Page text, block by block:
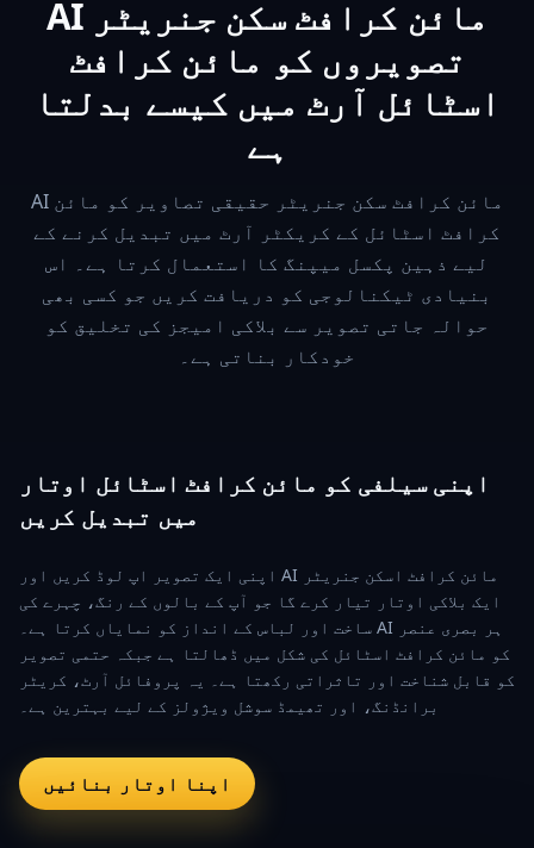
AI مائن کرافٹ سکن جنریٹر
تصویروں کو مائن کرافٹ
اسٹائل آرٹ میں کیسے بدلتا
ہے
AI مائن کرافٹ سکن جنریٹر حقیقی تصاویر کو مائن
کرافٹ اسٹائل کے کریکٹر آرٹ میں تبدیل کرنے کے
لیے ذہین پکسل میپنگ کا استعمال کرتا ہے۔ اس
بنیادی ٹیکنالوجی کو دریافت کریں جو کسی بھی
حوالہ جاتی تصویر سے بلاکی امیجز کی تخلیق کو
خودکار بناتی ہے۔
اپنی سیلفی کو مائن کرافٹ اسٹائل اوتار
میں تبدیل کریں
اپنی ایک تصویر اپ لوڈ کریں اور AI مائن کرافٹ اسکن جنریٹر
ایک بلاکی اوتار تیار کرے گا جو آپ کے بالوں کے رنگ، چہرے کی
ساخت اور لباس کے انداز کو نمایاں کرتا ہے۔ AI ہر بصری عنصر
کو مائن کرافٹ اسٹائل کی شکل میں ڈھالتا ہے جبکہ حتمی تصویر
کو قابل شناخت اور تاثراتی رکھتا ہے۔ یہ پروفائل آرٹ، کریٹر
برانڈنگ، اور تھیمڈ سوشل ویژولز کے لیے بہترین ہے۔
اپنا اوتار بنائیں